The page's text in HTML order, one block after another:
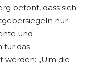
betont, dass sich
nur
und
für das
„Um die